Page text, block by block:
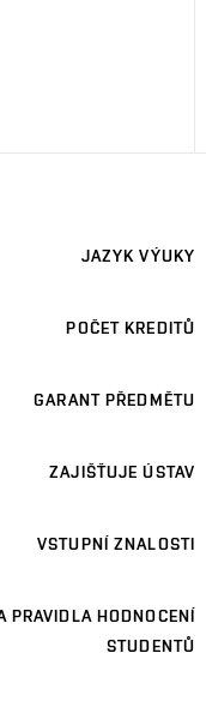
JAZYK VÝUKY
POČET KREDITŮ
GARANT PŘEDMĚTU
ZAJIŠŤUJE ÚSTAV
VSTUPNÍ ZNALOSTI
PRAVIDLA HODNOCENÍ
STUDENTŮ